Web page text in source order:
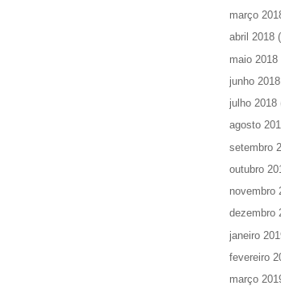
março
abril 2018
maio 2018
junho 2018
julho 2018
agosto
setembro
outubro
novembro
dezembro
janeiro
fevereiro
março